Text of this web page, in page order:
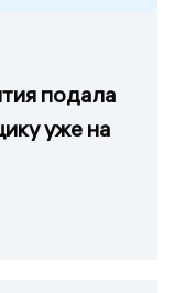
подала
уже на